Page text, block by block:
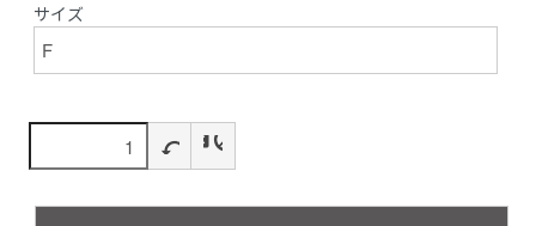
サイズ